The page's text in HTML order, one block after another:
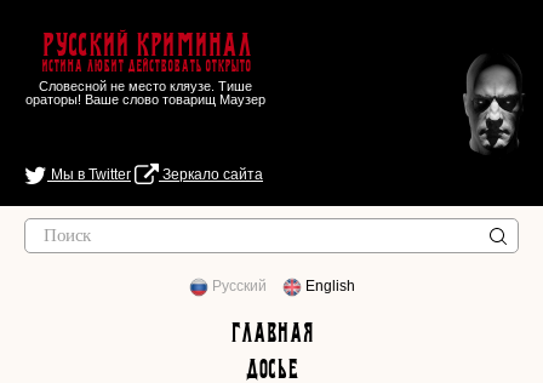
Русский Криминал
Истина любит действовать открыто
Словесной не место кляузе. Тише
ораторы! Ваше слово товарищ Маузер
Мы в Twitter Зеркало сайта
Русский English
Главная
Досье